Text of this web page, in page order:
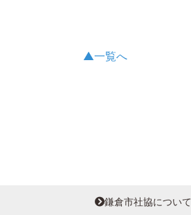
▲一覧へ
鎌倉市社協について